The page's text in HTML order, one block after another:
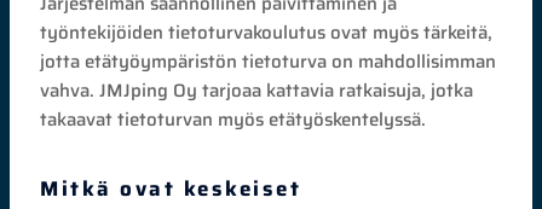
työntekijöiden tietoturvakoulutus ovat myös tärkeitä,
jotta etätyöympäristön tietoturva on mahdollisimman
vahva. JMJping Oy tarjoaa kattavia ratkaisuja, jotka
takaavat tietoturvan myös etätyöskentelyssä.
Mitkä ovat keskeiset